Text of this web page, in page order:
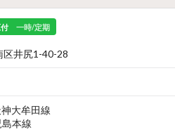
一時/定期
区井尻1-40-28
大牟田線
本線